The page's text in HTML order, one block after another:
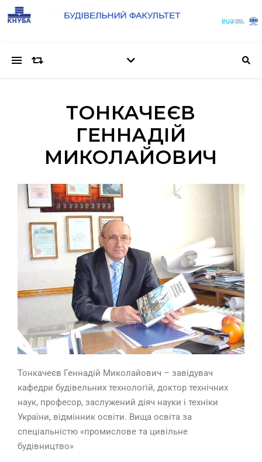
ТОНКАЧЕЄВ
ГЕННАДІЙ
МИКОЛАЙОВИЧ
Тонкачеєв Геннадій Миколайович – завідувач
кафедри будівельних технологій, доктор технічних
наук, професор, заслужений діяч науки і техніки
України, відмінник освіти. Вища освіта за
спеціальністю «промислове та цивільне
будівництво»